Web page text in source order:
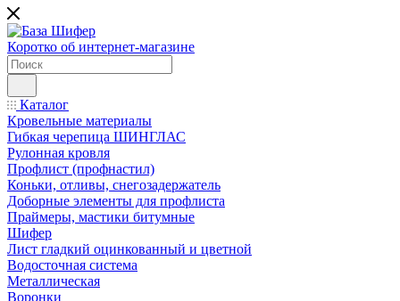
Коротко об интернет-магазине
Каталог
Кровельные материалы
Гибкая черепица ШИНГЛАС
Рулонная кровля
Профлист (профнастил)
Коньки, отливы, снегозадержатель
Доборные элементы для профлиста
Праймеры, мастики битумные
Шифер
Лист гладкий оцинкованный и цветной
Водосточная система
Металлическая
Воронки